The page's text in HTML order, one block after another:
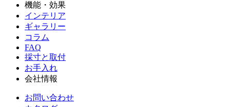
機能・効果
インテリア
ギャラリー
コラム
FAQ
採寸と取付
お手入れ
会社情報
お問い合わせ